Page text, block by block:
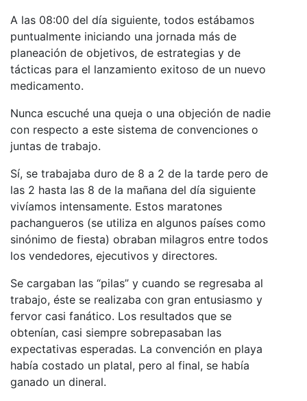
A las 08:00 del día siguiente, todos estábamos
puntualmente iniciando una jornada más de
planeación de objetivos, de estrategias y de
tácticas para el lanzamiento exitoso de un nuevo
medicamento.
Nunca escuché una queja o una objeción de nadie
con respecto a este sistema de convenciones o
juntas de trabajo.
Sí, se trabajaba duro de 8 a 2 de la tarde pero de
las 2 hasta las 8 de la mañana del día siguiente
vivíamos intensamente. Estos maratones
pachangueros (se utiliza en algunos países como
sinónimo de fiesta) obraban milagros entre todos
los vendedores, ejecutivos y directores.
Se cargaban las “pilas” y cuando se regresaba al
trabajo, éste se realizaba con gran entusiasmo y
fervor casi fanático. Los resultados que se
obtenían, casi siempre sobrepasaban las
expectativas esperadas. La convención en playa
había costado un platal, pero al final, se había
ganado un dineral.